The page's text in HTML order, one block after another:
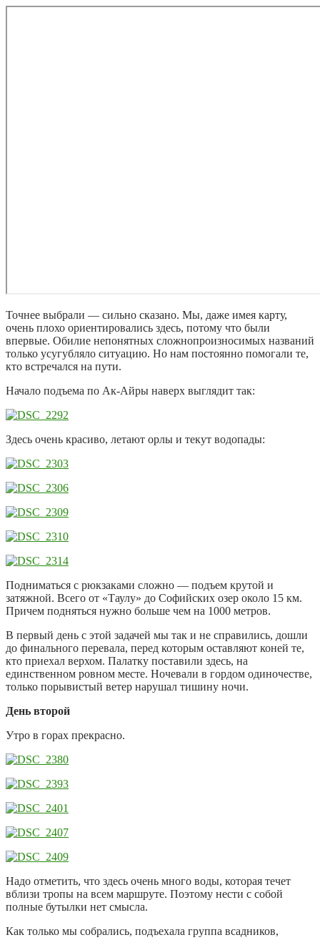
Точнее выбрали — сильно сказано. Мы, даже имея карту,
очень плохо ориентировались здесь, потому что были
впервые. Обилие непонятных сложнопроизносимых названий
только усугубляло ситуацию. Но нам постоянно помогали те,
кто встречался на пути.
Начало подъема по Ак-Айры наверх выглядит так:
Здесь очень красиво, летают орлы и текут водопады:
Подниматься с рюкзаками сложно — подъем крутой и
затяжной. Всего от «Таулу» до Софийских озер около 15 км.
Причем подняться нужно больше чем на 1000 метров.
В первый день с этой задачей мы так и не справились, дошли
до финального перевала, перед которым оставляют коней те,
кто приехал верхом. Палатку поставили здесь, на
единственном ровном месте. Ночевали в гордом одиночестве,
только порывистый ветер нарушал тишину ночи.
День второй
Утро в горах прекрасно.
Надо отметить, что здесь очень много воды, которая течет
вблизи тропы на всем маршруте. Поэтому нести с собой
полные бутылки нет смысла.
Как только мы собрались, подъехала группа всадников,